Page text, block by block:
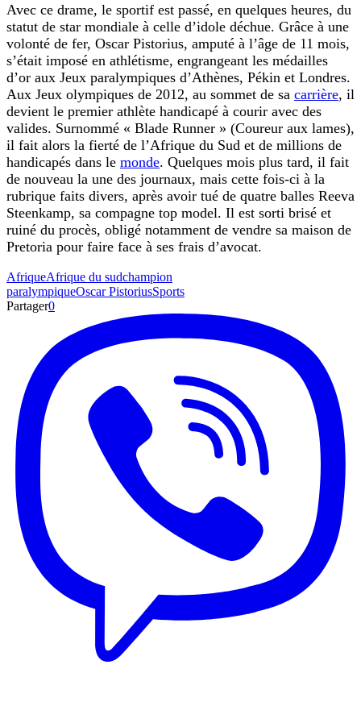
Avec ce drame, le sportif est passé, en quelques heures, du
statut de star mondiale à celle d’idole déchue. Grâce à une
volonté de fer, Oscar Pistorius, amputé à l’âge de 11 mois,
s’était imposé en athlétisme, engrangeant les médailles
d’or aux Jeux paralympiques d’Athènes, Pékin et Londres.
Aux Jeux olympiques de 2012, au sommet de sa carrière, il
devient le premier athlète handicapé à courir avec des
valides. Surnommé « Blade Runner » (Coureur aux lames),
il fait alors la fierté de l’Afrique du Sud et de millions de
handicapés dans le monde. Quelques mois plus tard, il fait
de nouveau la une des journaux, mais cette fois-ci à la
rubrique faits divers, après avoir tué de quatre balles Reeva
Steenkamp, sa compagne top model. Il est sorti brisé et
ruiné du procès, obligé notamment de vendre sa maison de
Pretoria pour faire face à ses frais d’avocat.
AfriqueAfrique du sudchampion
paralympiqueOscar PistoriusSports
Partager0